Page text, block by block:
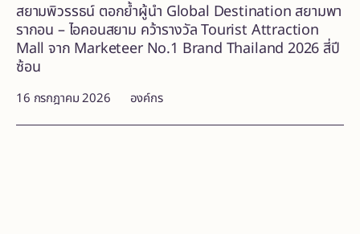
16 กรกฎาคม 2026 องค์กร
สยามพิวรรธน์ ตอกย้ำผู้นำ Global Destination สยามพา
รากอน – ไอคอนสยาม คว้ารางวัล Tourist Attraction
Mall จาก Marketeer No.1 Brand Thailand 2026 สี่ปี
ซ้อน